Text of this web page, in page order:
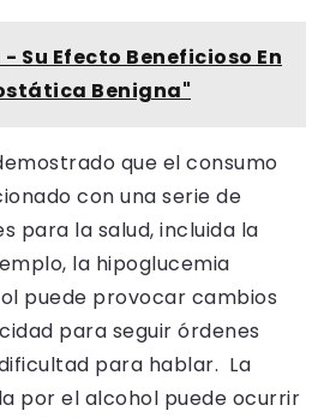
Su Efecto Beneficioso En
Benigna"
que el consumo
con una serie de
para la salud, incluida la
la hipoglucemia
puede provocar cambios
para seguir órdenes
para hablar. La
por el alcohol puede ocurrir